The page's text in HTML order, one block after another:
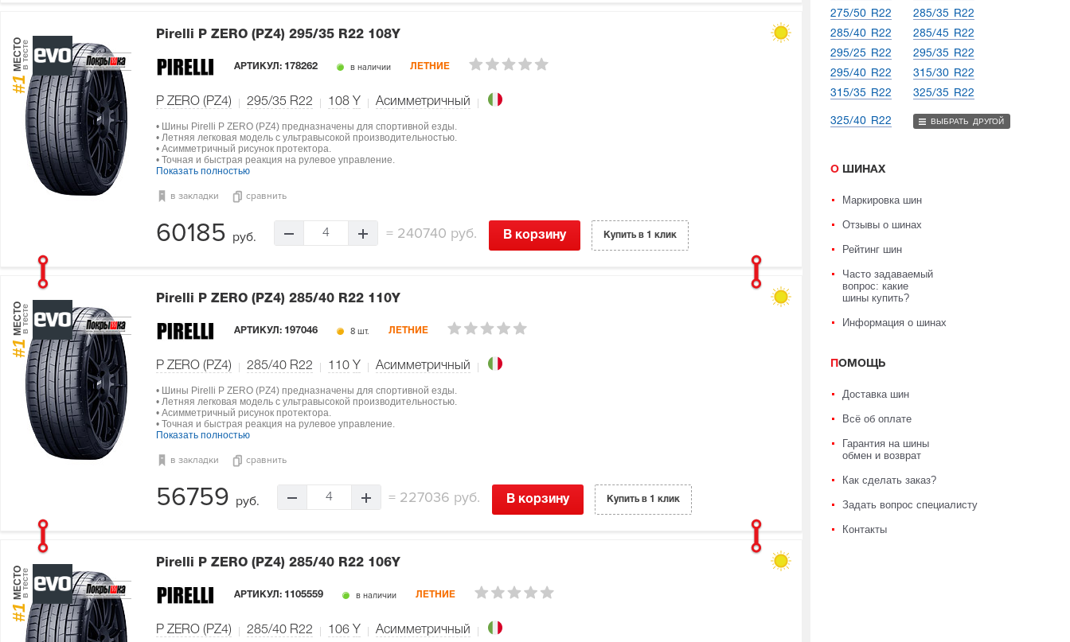
#1
МЕСТОв тесте
Pirelli P ZERO (PZ4) 295/35 R22 108Y
АРТИКУЛ: 178262 в наличии ЛЕТНИЕ
P ZERO (PZ4) 295/35 R22 108 Y Асимметричный
• Шины Pirelli P ZERO (PZ4) предназначены для спортивной езды.
• Летняя легковая модель с ультравысокой производительностью.
• Асимметричный рисунок протектора.
• Точная и быстрая реакция на рулевое управление.
Показать полностью
в закладки сравнить
60185 руб. 4 =240740 руб. В корзину Купить в 1 клик
#1
МЕСТОв тесте
Pirelli P ZERO (PZ4) 285/40 R22 110Y
АРТИКУЛ: 197046 8 шт. ЛЕТНИЕ
P ZERO (PZ4) 285/40 R22 110 Y Асимметричный
• Шины Pirelli P ZERO (PZ4) предназначены для спортивной езды.
• Летняя легковая модель с ультравысокой производительностью.
• Асимметричный рисунок протектора.
• Точная и быстрая реакция на рулевое управление.
Показать полностью
в закладки сравнить
56759 руб. 4 = 227036 руб. В корзину Купить в 1 клик
#1
МЕСТОв тесте
Pirelli P ZERO (PZ4) 285/40 R22 106Y
АРТИКУЛ: 1105559 в наличии ЛЕТНИЕ
P ZERO (PZ4) 285/40 R22 106 Y Асимметричный
275/50 R22
285/35 R22
285/40 R22
285/45 R22
295/25 R22
295/35 R22
295/40 R22
315/30 R22
315/35 R22
325/35 R22
325/40 R22 ВЫБРАТЬ ДРУГОЙ
О ШИНАХ
Маркировка шин
Отзывы о шинах
Рейтинг шин
Часто задаваемый
вопрос: какие
шины купить?
Информация о шинах
ПОМОЩЬ
Доставка шин
Всё об оплате
Гарантия на шины
обмен и возврат
Как сделать заказ?
Задать вопрос специалисту
Контакты